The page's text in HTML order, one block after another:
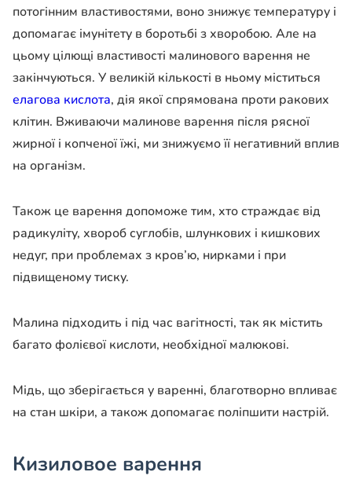
потогінним властивостями, воно знижує температуру і
допомагає імунітету в боротьбі з хворобою. Але на
цьому цілющі властивості малинового варення не
закінчуються. У великій кількості в ньому міститься
елагова кислота, дія якої спрямована проти ракових
клітин. Вживаючи малинове варення після рясної
жирної і копченої їжі, ми знижуємо її негативний вплив
на організм.
Також це варення допоможе тим, хто страждає від
радикуліту, хвороб суглобів, шлункових і кишкових
недуг, при проблемах з кров’ю, нирками і при
підвищеному тиску.
Малина підходить і під час вагітності, так як містить
багато фолієвої кислоти, необхідної малюкові.
Мідь, що зберігається у варенні, благотворно впливає
на стан шкіри, а також допомагає поліпшити настрій.
Кизиловое варення